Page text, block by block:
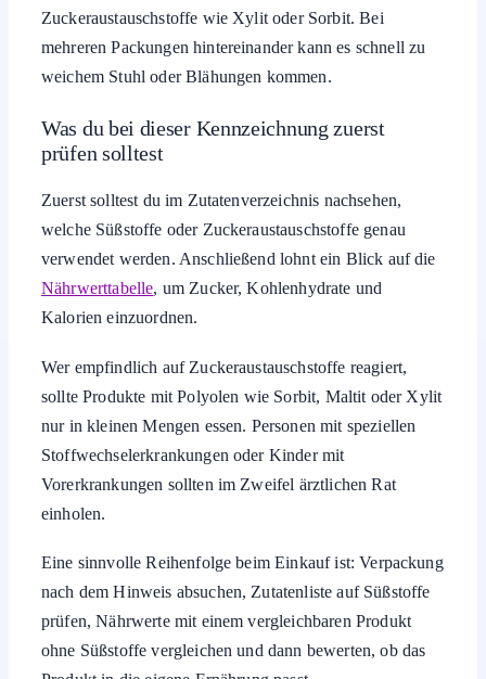
Zuckeraustauschstoffe wie Xylit oder Sorbit. Bei
mehreren Packungen hintereinander kann es schnell zu
weichem Stuhl oder Blähungen kommen.
Was du bei dieser Kennzeichnung zuerst
prüfen solltest
Zuerst solltest du im Zutatenverzeichnis nachsehen,
welche Süßstoffe oder Zuckeraustauschstoffe genau
verwendet werden. Anschließend lohnt ein Blick auf die
Nährwerttabelle, um Zucker, Kohlenhydrate und
Kalorien einzuordnen.
Wer empfindlich auf Zuckeraustauschstoffe reagiert,
sollte Produkte mit Polyolen wie Sorbit, Maltit oder Xylit
nur in kleinen Mengen essen. Personen mit speziellen
Stoffwechselerkrankungen oder Kinder mit
Vorerkrankungen sollten im Zweifel ärztlichen Rat
einholen.
Eine sinnvolle Reihenfolge beim Einkauf ist: Verpackung
nach dem Hinweis absuchen, Zutatenliste auf Süßstoffe
prüfen, Nährwerte mit einem vergleichbaren Produkt
ohne Süßstoffe vergleichen und dann bewerten, ob das